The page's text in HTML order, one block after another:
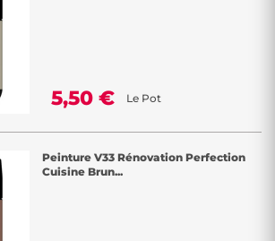
5,50 € Le Pot
Peinture V33 Rénovation Perfection
Cuisine Brun...